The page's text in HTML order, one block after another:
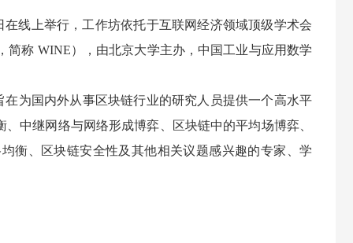
线上举行，工作坊依托于互联网经济领域顶级学术会
简称 WINE），由北京大学主办，中国工业与应用数学
为国内外从事区块链行业的研究人员提供一个高水平
中继网络与网络形成博弈、区块链中的平均场博弈、
衡、区块链安全性及其他相关议题感兴趣的专家、学